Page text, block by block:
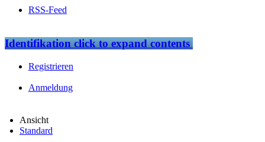
RSS-Feed
Identifikationclick to expand contents
Registrieren
Anmeldung
Ansicht
Standard